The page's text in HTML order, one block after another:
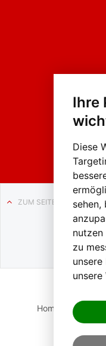
Ihre
Diese
sehen,
nutzen
zu
ZUM SEITENANFANG
Home Suche